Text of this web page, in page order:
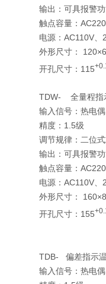
输出：可具报警
触点容量：
电源：AC110V
外形尺寸：
开孔尺寸：115
TDW- 全量程指
输入信号：热电
精度：1.5级
调节规律：二位
输出：可具报警
触点容量：
电源：AC110V
外形尺寸：
开孔尺寸：155
TDB- 偏差指示
输入信号：热电